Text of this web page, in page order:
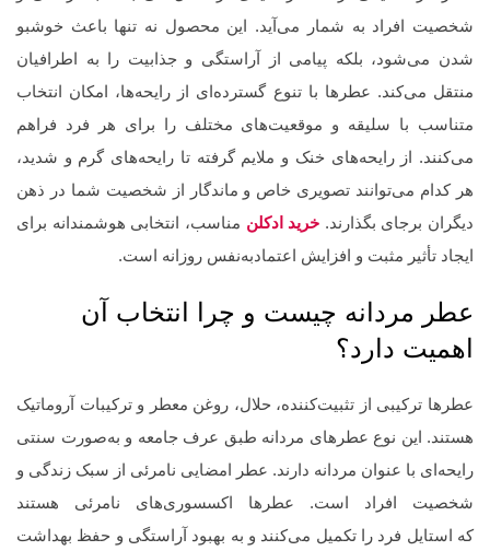
شخصیت افراد به شمار می‌آید. این محصول نه تنها باعث خوشبو
شدن می‌شود، بلکه پیامی از آراستگی و جذابیت را به اطرافیان
منتقل می‌کند. عطرها با تنوع گسترده‌ای از رایحه‌ها، امکان انتخاب
متناسب با سلیقه و موقعیت‌های مختلف را برای هر فرد فراهم
می‌کنند. از رایحه‌های خنک و ملایم گرفته تا رایحه‌های گرم و شدید،
هر کدام می‌توانند تصویری خاص و ماندگار از شخصیت شما در ذهن
دیگران برجای بگذارند. خرید ادکلن مناسب، انتخابی هوشمندانه برای
ایجاد تأثیر مثبت و افزایش اعتمادبه‌نفس روزانه است.
عطر مردانه چیست و چرا انتخاب آن
اهمیت دارد؟
عطرها ترکیبی از تثبیت‌کننده، حلال، روغن معطر و ترکیبات آروماتیک
هستند. این نوع عطرهای مردانه طبق عرف جامعه و به‌صورت سنتی
رایحه‌ای با عنوان مردانه دارند. عطر امضایی نامرئی از سبک زندگی و
شخصیت افراد است. عطرها اکسسوری‌های نامرئی هستند
که استایل فرد را تکمیل می‌کنند و به بهبود آراستگی و حفظ بهداشت